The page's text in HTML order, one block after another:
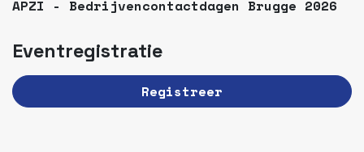
APZI - Bedrijvencontactdagen Brugge 2026
Eventregistratie
Registreer